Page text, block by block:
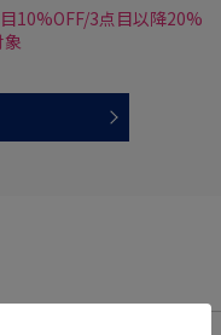
10%OFF/3点目以降20%
象